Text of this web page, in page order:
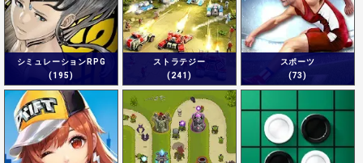
シミュレーションRPG
(195)
ストラテジー
(241)
スポーツ
(73)